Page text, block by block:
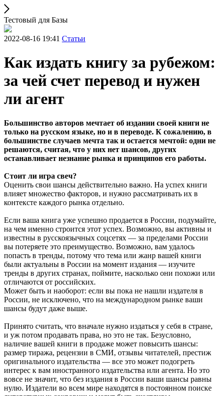
Тестовый для Базы
2022-08-16 19:41 Статьи
Как издать книгу за рубежом:
за чей счет перевод и нужен
ли агент
Большинство авторов мечтает об издании своей книги не
только на русском языке, но и в переводе. К сожалению, в
большинстве случаев мечта так и остается мечтой: одни не
решаются, считая, что у них нет шансов, других
останавливает незнание рынка и принципов его работы.
Стоит ли игра свеч?
Оценить свои шансы действительно важно. На успех книги
влияет множество факторов, и нужно рассматривать их в
контексте каждого рынка отдельно.
Если ваша книга уже успешно продается в России, подумайте,
на чем именно строится этот успех. Возможно, вы активны и
известны в русскоязычных соцсетях — за пределами России
вы потеряете это преимущество. Возможно, вам удалось
попасть в тренды, потому что тема или жанр вашей книги
были актуальны в России на момент издания — изучите
тренды в других странах, поймите, насколько они похожи или
отличаются от российских.
Может быть и наоборот: если вы пока не нашли издателя в
России, не исключено, что на международном рынке ваши
шансы будут даже выше.
Принято считать, что вначале нужно издаться у себя в стране,
и уж потом продавать права, но это не так. Безусловно,
наличие вашей книги в продаже может повысить шансы:
размер тиража, рецензии в СМИ, отзывы читателей, престиж
оригинального издательства — все это может подогреть
интерес к вам иностранного издательства или агента. Но это
вовсе не значит, что без издания в России ваши шансы равны
нулю. Издатели во всем мире находятся в постоянном поиске